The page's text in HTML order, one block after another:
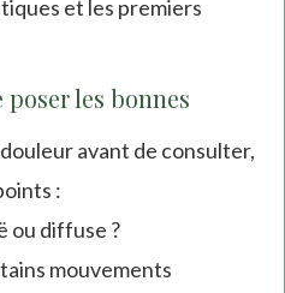
et les premiers
les bonnes
avant de consulter,
:
ou diffuse ?
mouvements